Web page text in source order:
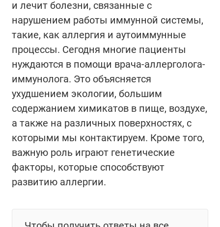
и лечит болезни, связанные с
нарушением работы иммунной системы,
такие, как аллергия и аутоиммунные
процессы. Сегодня многие пациенты
нуждаются в помощи врача-аллерголога-
иммунолога. Это объясняется
ухудшением экологии, большим
содержанием химикатов в пище, воздухе,
а также на различных поверхностях, с
которыми мы контактируем. Кроме того,
важную роль играют генетические
факторы, которые способствуют
развитию аллергии.